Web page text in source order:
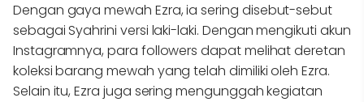
Dengan gaya mewah Ezra, ia sering disebut-sebut
sebagai Syahrini versi laki-laki. Dengan mengikuti akun
Instagramnya, para followers dapat melihat deretan
koleksi barang mewah yang telah dimiliki oleh Ezra.
Selain itu, Ezra juga sering mengunggah kegiatan